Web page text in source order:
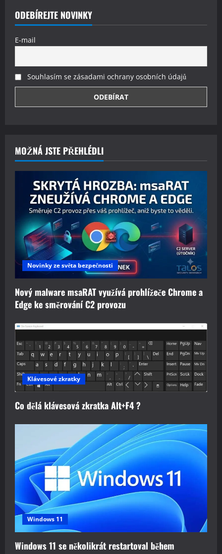
ODEBÍREJTE NOVINKY
E-mail
Souhlasím se zásadami ochrany osobních údajů
MOŽNÁ JSTE PŘEHLÉDLI
Novinky ze světa bezpečnosti
Nový malware msaRAT využívá prohlížeče Chrome a
Edge ke směrování C2 provozu
Klávesové zkratky
Co dělá klávesová zkratka Alt+F4 ?
Windows 11
Windows 11 se několikrát restartoval během